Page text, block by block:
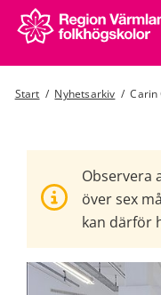
Start / Nyhetsarkiv / Carin
Observera
över sex
kan därför